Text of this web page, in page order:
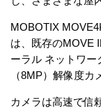
MOBOTIX
は、既存のMOVE
ーラル ネットワー
（8MP）解像度カ
カメラは高速で信